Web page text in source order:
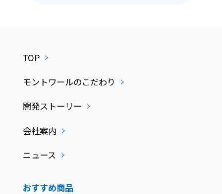
TOP
モントワールのこだわり
開発ストーリー
会社案内
ニュース
おすすめ商品